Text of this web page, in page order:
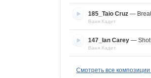
185_Taio Cruz —
Ваня Кадет
147_Ian Carey —
Ваня Кадет
Смотреть все композиции